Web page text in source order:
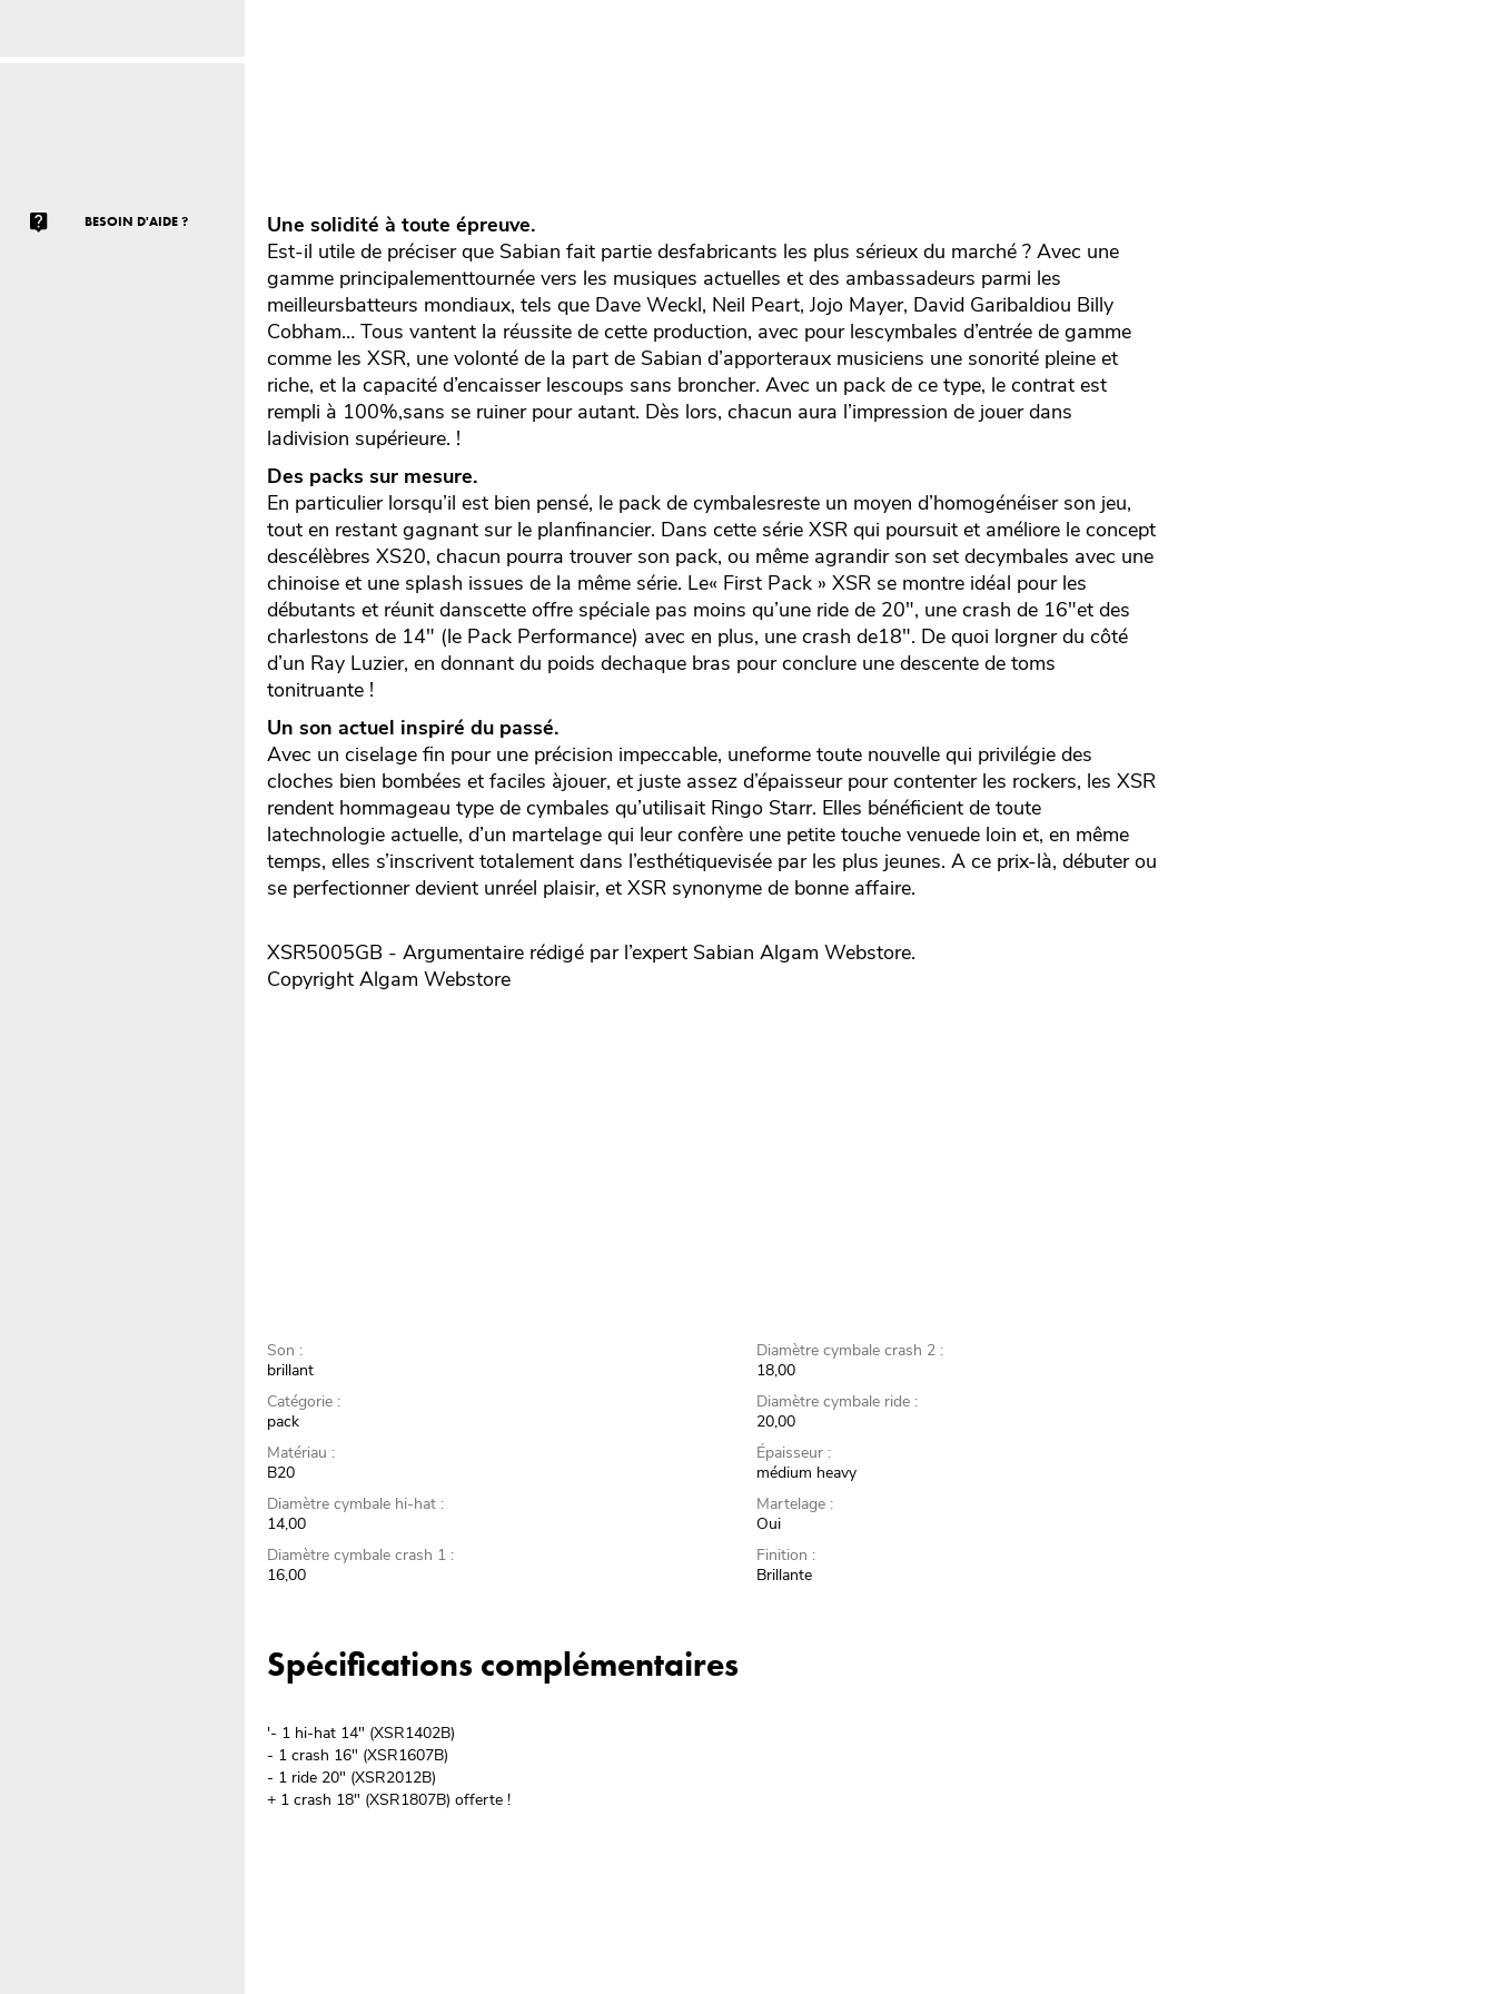
BESOIN D'AIDE ?
Une solidité à toute épreuve.
Est-il utile de préciser que Sabian fait partie desfabricants les plus sérieux du marché ? Avec une
gamme principalementtournée vers les musiques actuelles et des ambassadeurs parmi les
meilleursbatteurs mondiaux, tels que Dave Weckl, Neil Peart, Jojo Mayer, David Garibaldiou Billy
Cobham… Tous vantent la réussite de cette production, avec pour lescymbales d’entrée de gamme
comme les XSR, une volonté de la part de Sabian d’apporteraux musiciens une sonorité pleine et
riche, et la capacité d’encaisser lescoups sans broncher. Avec un pack de ce type, le contrat est
rempli à 100%,sans se ruiner pour autant. Dès lors, chacun aura l’impression de jouer dans
ladivision supérieure. !
Des packs sur mesure.
En particulier lorsqu’il est bien pensé, le pack de cymbalesreste un moyen d’homogénéiser son jeu,
tout en restant gagnant sur le planfinancier. Dans cette série XSR qui poursuit et améliore le concept
descélèbres XS20, chacun pourra trouver son pack, ou même agrandir son set decymbales avec une
chinoise et une splash issues de la même série. Le« First Pack » XSR se montre idéal pour les
débutants et réunit danscette offre spéciale pas moins qu’une ride de 20", une crash de 16"et des
charlestons de 14" (le Pack Performance) avec en plus, une crash de18". De quoi lorgner du côté
d’un Ray Luzier, en donnant du poids dechaque bras pour conclure une descente de toms
tonitruante !
Un son actuel inspiré du passé.
Avec un ciselage fin pour une précision impeccable, uneforme toute nouvelle qui privilégie des
cloches bien bombées et faciles àjouer, et juste assez d’épaisseur pour contenter les rockers, les XSR
rendent hommageau type de cymbales qu’utilisait Ringo Starr. Elles bénéficient de toute
latechnologie actuelle, d’un martelage qui leur confère une petite touche venuede loin et, en même
temps, elles s’inscrivent totalement dans l’esthétiquevisée par les plus jeunes. A ce prix-là, débuter ou
se perfectionner devient unréel plaisir, et XSR synonyme de bonne affaire.
XSR5005GB - Argumentaire rédigé par l’expert Sabian Algam Webstore.
Copyright Algam Webstore
Son :
brillant
Catégorie :
pack
Matériau :
B20
Diamètre cymbale hi-hat :
14,00
Diamètre cymbale crash 1 :
16,00
Diamètre cymbale crash 2 :
18,00
Diamètre cymbale ride :
20,00
Épaisseur :
médium heavy
Martelage :
Oui
Finition :
Brillante
Spécifications complémentaires
'- 1 hi-hat 14" (XSR1402B)
- 1 crash 16" (XSR1607B)
- 1 ride 20" (XSR2012B)
+ 1 crash 18" (XSR1807B) offerte !